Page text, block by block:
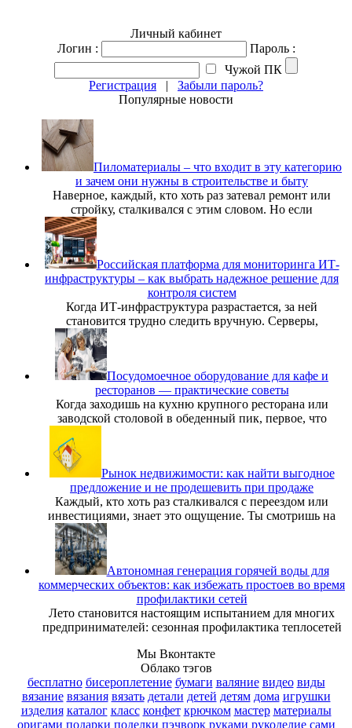
Личный кабинет
Логин :
Пароль :
Чужой ПК
Регистрация | Забыли пароль?
Популярные новости
Пиломатериалы – что входит в эту категорию
и зачем они нужны в строительстве и быту
Наверное, каждый, кто хоть раз затевал ремонт или
стройку, сталкивался с этим словом. Но если
Российская платформа для мониторинга ИТ-
инфраструктуры – как выбрать надежное решение для
контроля систем
Когда ИТ-инфраструктура разрастается, за ней
становится трудно следить вручную. Серверы,
Посудомоечное оборудование для кафе и
ресторанов — практические советы
Когда заходишь на кухню крупного ресторана или
заводской столовой в обеденный пик, первое, что
Рынок недвижимости: как найти выгодное
предложение и не продешевить при продаже
Каждый, кто хоть раз сталкивался с переездом или
инвестициями, знает это ощущение. Ты смотришь на
Автономная генерация горячей воды для
коммерческих объектов: как избежать простоев во время
профилактики сетей
Лето становится настоящим испытанием для многих
предпринимателей: сезонная профилактика теплосетей
Мы Вконтакте
Облако тэгов
бесплатно бисероплетение бумаги валяние видео виды
вязание вязания вязать детали детей детям дома игрушки
изделия каталог класс конфет крючком мастер материалы
оригами подарки поделки пэчворк руками рукоделие сами